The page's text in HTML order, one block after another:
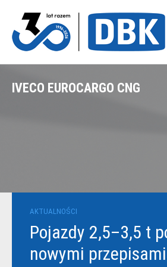
IVECO EUROCARGO CNG
AKTUALNOŚCI
Pojazdy 2,5–3,5 t
nowymi